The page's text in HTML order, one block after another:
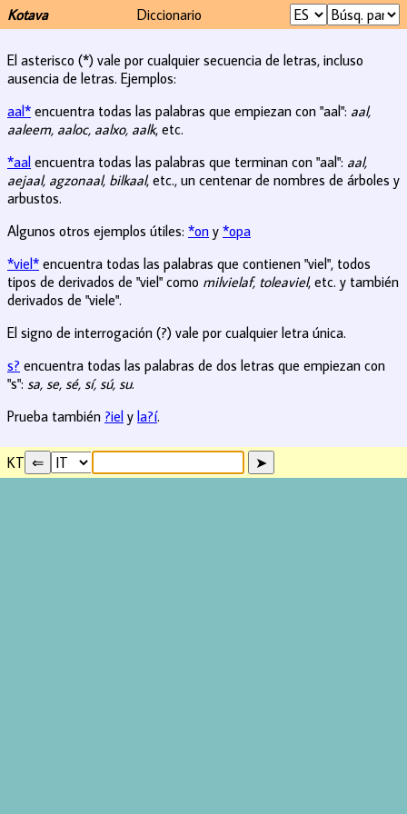
Kotava Diccionario
El asterisco (*) vale por cualquier secuencia de letras, incluso
ausencia de letras. Ejemplos:
aal* encuentra todas las palabras que empiezan con "aal": aal,
aaleem, aaloc, aalxo, aalk, etc.
*aal encuentra todas las palabras que terminan con "aal": aal,
aejaal, agzonaal, bilkaal, etc., un centenar de nombres de árboles y
arbustos.
Algunos otros ejemplos útiles: *on y *opa
*viel* encuentra todas las palabras que contienen "viel", todos
tipos de derivados de "viel" como milvielaf, toleaviel, etc. y también
derivados de "viele".
El signo de interrogación (?) vale por cualquier letra única.
s? encuentra todas las palabras de dos letras que empiezan con
"s": sa, se, sé, sí, sú, su.
Prueba también ?iel y la?í.
KT